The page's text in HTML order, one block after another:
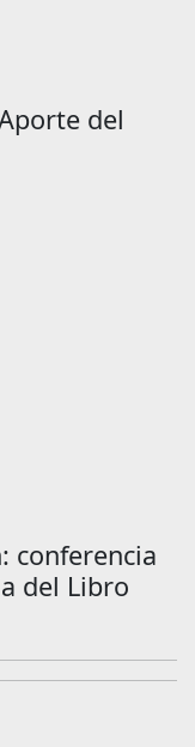
del
conferencia
del Libro